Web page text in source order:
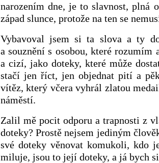
narozením dne, je to slavnost, plná
západ slunce, protože na ten se
Vybavoval jsem si ta slova a ty
a souznění s osobou, které
a cizí, jako doteky, které může
stačí jen říct, jen objednat pití a
vítěz, který včera vyhrál zlatou
náměstí.
Zalil mě pocit odporu a trapnosti z
doteky? Prostě nejsem jediným
své doteky věnovat komukoli, kdo
miluje, jsou to její doteky, a já bych